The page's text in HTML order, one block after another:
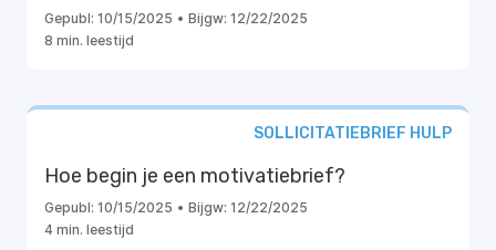
Gepubl: 10/15/2025 • Bijgw: 12/22/2025
8 min. leestijd
SOLLICITATIEBRIEF HULP
Hoe begin je een motivatiebrief?
Gepubl: 10/15/2025 • Bijgw: 12/22/2025
4 min. leestijd